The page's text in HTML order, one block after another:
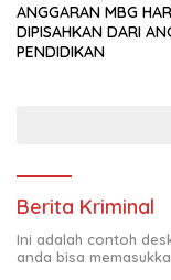
ANGGARAN MBG
DIPISAHKAN DARI
PENDIDIKAN
Berita Kriminal
Ini adalah contoh
anda bisa